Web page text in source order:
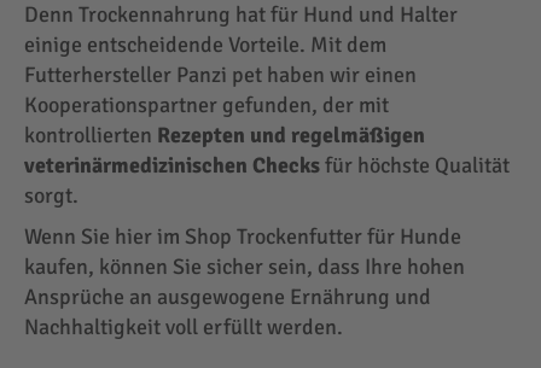
Denn Trockennahrung hat für Hund und Halter
einige entscheidende Vorteile. Mit dem
Futterhersteller Panzi pet haben wir einen
Kooperationspartner gefunden, der mit
kontrollierten Rezepten und regelmäßigen
veterinärmedizinischen Checksfür höchste Qualität
sorgt.
Wenn Sie hier im Shop Trockenfutter für Hunde
kaufen, können Sie sicher sein, dass Ihre hohen
Ansprüche an ausgewogene Ernährung und
Nachhaltigkeit voll erfüllt werden.